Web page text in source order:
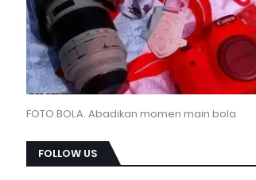
FOTO BOLA. Abadikan momen main bola
FOLLOW US